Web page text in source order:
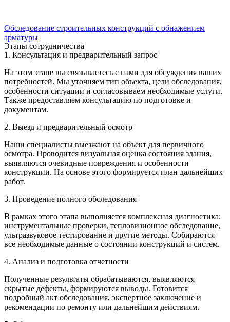
Обследование строительных конструкций с обнажением
арматуры
Этапы сотрудничества
1. Консультация и предварительный запрос
На этом этапе вы связываетесь с нами для обсуждения ваших
потребностей. Мы уточняем тип объекта, цели обследования,
особенности ситуации и согласовываем необходимые услуги.
Также предоставляем консультацию по подготовке и
документам.
2. Выезд и предварительный осмотр
Наши специалисты выезжают на объект для первичного
осмотра. Проводится визуальная оценка состояния здания,
выявляются очевидные повреждения и особенности
конструкции. На основе этого формируется план дальнейших
работ.
3. Проведение полного обследования
В рамках этого этапа выполняется комплексная диагностика:
инструментальные проверки, тепловизионное обследование,
ультразвуковое тестирование и другие методы. Собираются
все необходимые данные о состоянии конструкций и систем.
4. Анализ и подготовка отчетности
Полученные результаты обрабатываются, выявляются
скрытые дефекты, формируются выводы. Готовится
подробный акт обследования, экспертное заключение и
рекомендации по ремонту или дальнейшим действиям.